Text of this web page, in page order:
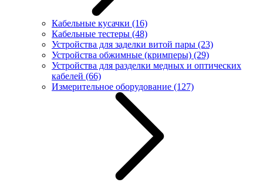
Кабельные кусачки (16)
Кабельные тестеры (48)
Устройства для заделки витой пары (23)
Устройства обжимные (кримперы) (29)
Устройства для разделки медных и оптических
кабелей (66)
Измерительное оборудование (127)